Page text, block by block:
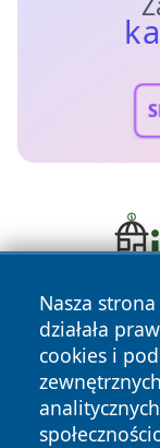
Nasza
działała
cookies i